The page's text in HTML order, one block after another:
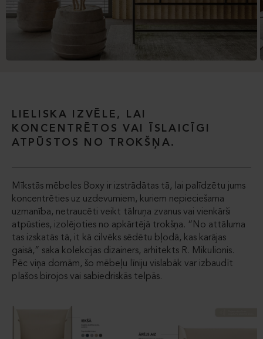
LIELISKA IZVĒLE, LAI
KONCENTRĒTOS VAI ĪSLAICĪGI
ATPŪSTOS NO TROKŠŅA.
Mīkstās mēbeles Boxy ir izstrādātas tā, lai palīdzētu jums
koncentrēties uz uzdevumiem, kuriem nepieciešama
uzmanība, netraucēti veikt tālruņa zvanus vai vienkārši
atpūsties, izolējoties no apkārtējā trokšņa. “No attāluma
tas izskatās tā, it kā cilvēks sēdētu bļodā, kas karājas
gaisā,” saka kolekcijas dizainers, arhitekts R. Mikulionis.
Pēc viņa domām, šo mēbeļu līniju vislabāk var izbaudīt
plašos birojos vai sabiedriskās telpās.